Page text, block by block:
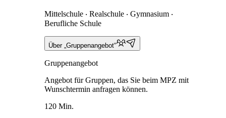
Mittelschule ‧ Realschule ‧ Gymnasium ‧
Berufliche Schule
Über „Gruppenangebot“
Gruppenangebot
Angebot für Gruppen, das Sie beim MPZ mit
Wunschtermin anfragen können.
120 Min.